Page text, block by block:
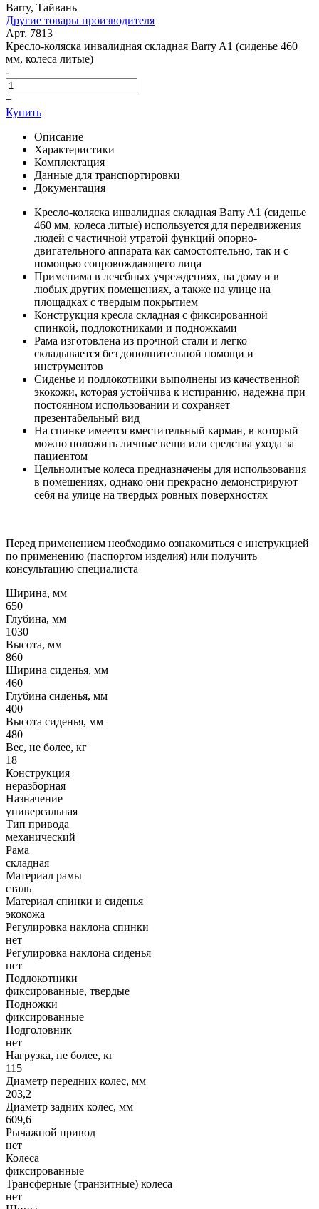
Barry, Тайвань
Другие товары производителя
Арт. 7813
Кресло-коляска инвалидная складная Barry A1 (сиденье 460
мм, колеса литые)
-
+
Купить
Описание
Характеристики
Комплектация
Данные для транспортировки
Документация
Кресло-коляска инвалидная складная Barry A1 (сиденье
460 мм, колеса литые) используется для передвижения
людей с частичной утратой функций опорно-
двигательного аппарата как самостоятельно, так и с
помощью сопровождающего лица
Применима в лечебных учреждениях, на дому и в
любых других помещениях, а также на улице на
площадках с твердым покрытием
Конструкция кресла складная с фиксированной
спинкой, подлокотниками и подножками
Рама изготовлена из прочной стали и легко
складывается без дополнительной помощи и
инструментов
Сиденье и подлокотники выполнены из качественной
экокожи, которая устойчива к истиранию, надежна при
постоянном использовании и сохраняет
презентабельный вид
На спинке имеется вместительный карман, в который
можно положить личные вещи или средства ухода за
пациентом
Цельнолитые колеса предназначены для использования
в помещениях, однако они прекрасно демонстрируют
себя на улице на твердых ровных поверхностях
Перед применением необходимо ознакомиться с инструкцией
по применению (паспортом изделия) или получить
консультацию специалиста
Ширина, мм
650
Глубина, мм
1030
Высота, мм
860
Ширина сиденья, мм
460
Глубина сиденья, мм
400
Высота сиденья, мм
480
Вес, не более, кг
18
Конструкция
неразборная
Назначение
универсальная
Тип привода
механический
Рама
складная
Материал рамы
сталь
Материал спинки и сиденья
экокожа
Регулировка наклона спинки
нет
Регулировка наклона сиденья
нет
Подлокотники
фиксированные, твердые
Подножки
фиксированные
Подголовник
нет
Нагрузка, не более, кг
115
Диаметр передних колес, мм
203,2
Диаметр задних колес, мм
609,6
Рычажной привод
нет
Колеса
фиксированные
Трансферные (транзитные) колеса
нет